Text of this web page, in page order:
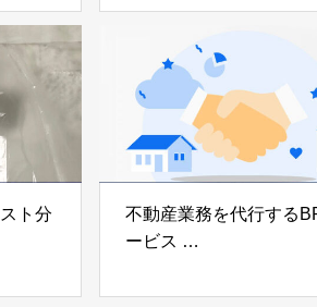
式会
「evoltz」
ト分
不動産業務を代行する
ービス
らぶGROUP